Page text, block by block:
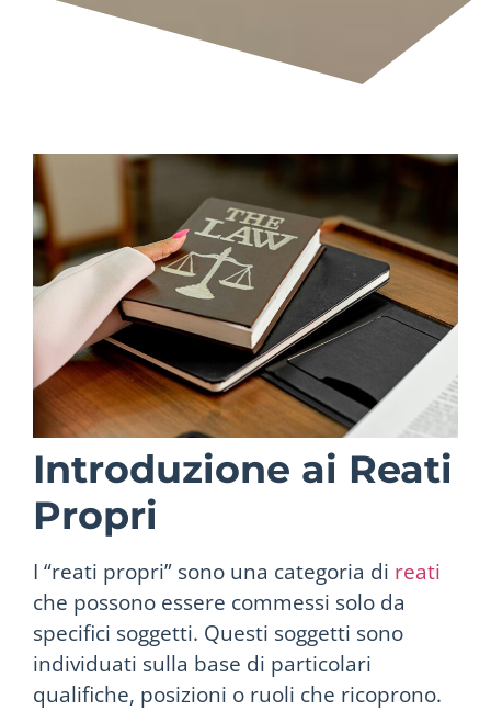
Introduzione ai Reati
Propri
I “reati propri” sono una categoria di reati
che possono essere commessi solo da
specifici soggetti. Questi soggetti sono
individuati sulla base di particolari
qualifiche, posizioni o ruoli che ricoprono.